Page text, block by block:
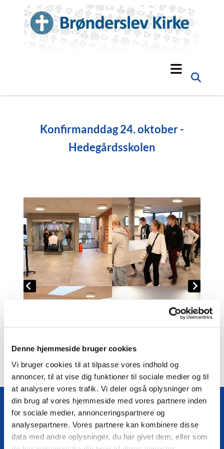
Denne hjemmeside bruger cookies
Vi bruger cookies til at tilpasse vores indhold og
annoncer, til at vise dig funktioner til sociale medier og til
at analysere vores trafik. Vi deler også oplysninger om
din brug af vores hjemmeside med vores partnere inden
for sociale medier, annonceringspartnere og
analysepartnere. Vores partnere kan kombinere disse
data med andre oplysninger, du har givet dem, eller som
Konfirmanddag 24. oktober -
Hedegårdsskolen
Følg os på Facebook